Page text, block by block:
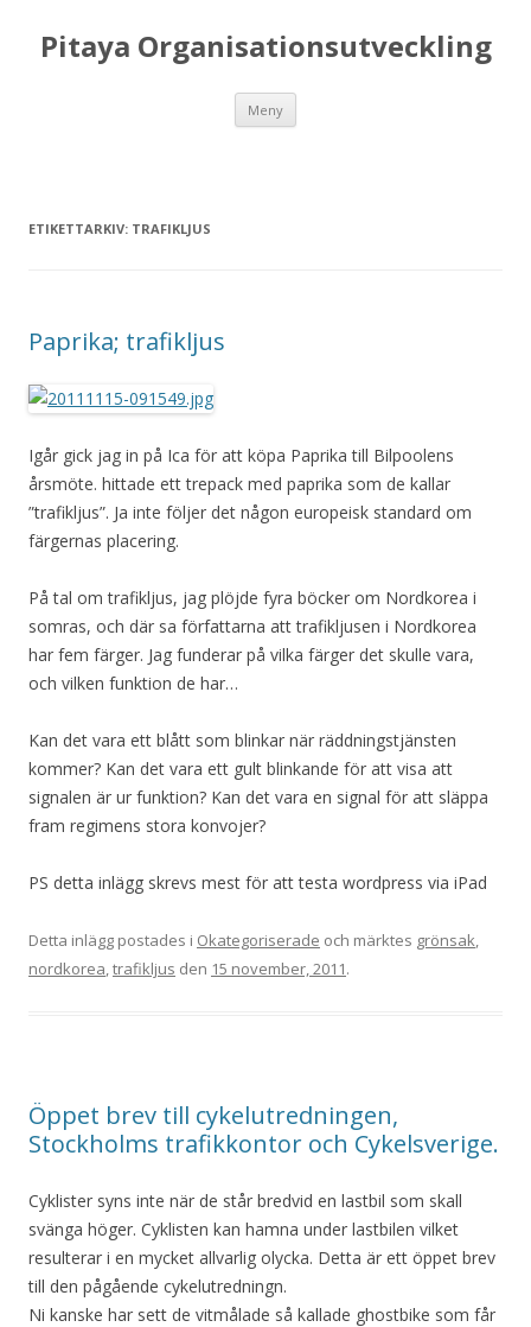
Pitaya Organisationsutveckling
Meny
ETIKETTARKIV: TRAFIKLJUS
Paprika; trafikljus
Igår gick jag in på Ica för att köpa Paprika till Bilpoolens
årsmöte. hittade ett trepack med paprika som de kallar
”trafikljus”. Ja inte följer det någon europeisk standard om
färgernas placering.
På tal om trafikljus, jag plöjde fyra böcker om Nordkorea i
somras, och där sa författarna att trafikljusen i Nordkorea
har fem färger. Jag funderar på vilka färger det skulle vara,
och vilken funktion de har…
Kan det vara ett blått som blinkar när räddningstjänsten
kommer? Kan det vara ett gult blinkande för att visa att
signalen är ur funktion? Kan det vara en signal för att släppa
fram regimens stora konvojer?
PS detta inlägg skrevs mest för att testa wordpress via iPad
Detta inlägg postades i Okategoriserade och märktes grönsak,
nordkorea,trafikljus den 15 november, 2011.
Öppet brev till cykelutredningen,
Stockholms trafikkontor och Cykelsverige.
Cyklister syns inte när de står bredvid en lastbil som skall
svänga höger. Cyklisten kan hamna under lastbilen vilket
resulterar i en mycket allvarlig olycka. Detta är ett öppet brev
till den pågående cykelutredningn.
Ni kanske har sett de vitmålade så kallade ghostbike som får